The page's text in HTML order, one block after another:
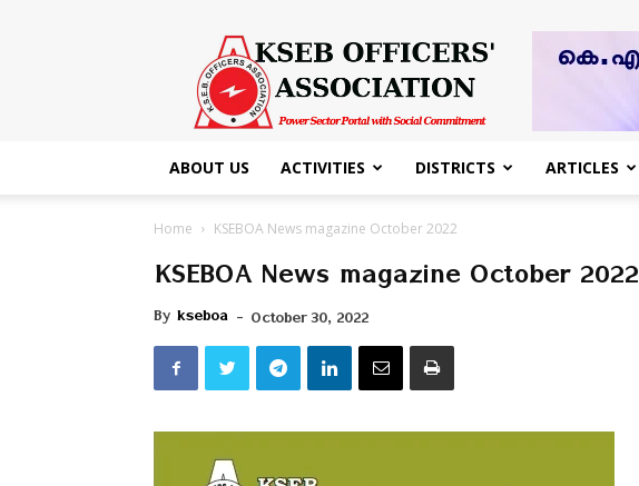
KSEB
Officers'
Association
ABOUT US ACTIVITIES DISTRICTS ARTICLES
Home KSEBOA News magazine October 2022
KSEBOA News magazine October 2022
By kseboa - October 30, 2022